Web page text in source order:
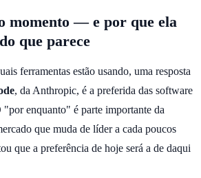
momento — e por que ela
que parece
ferramentas estão usando, uma resposta
, da Anthropic, é a preferida das software
"por enquanto" é parte importante da
que muda de líder a cada poucos
que a preferência de hoje será a de daqui